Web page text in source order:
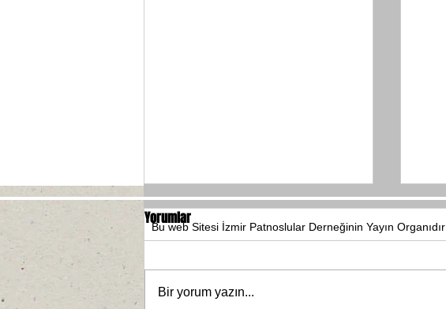
Yorumlar
Bir yorum yazın...
Bu web Sitesi İzmir Patnoslular Derneğinin Yayın Organıdır